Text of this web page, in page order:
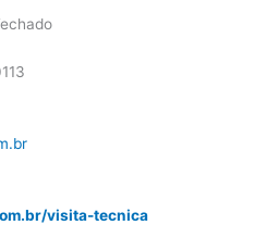
visita-tecnica